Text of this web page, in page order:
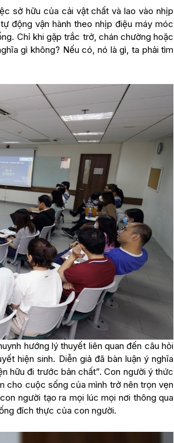
sở hữu của cải vật chất và lao vào nhịp
động vận hành theo nhịp điệu máy móc
Chỉ khi gặp trắc trở, chán chường hoặc
gì không? Nếu có, nó là gì, ta phải tìm
hướng lý thuyết liên quan đến câu hỏi
hiện sinh. Diễn giả đã bàn luận ý nghĩa
hữu đi trước bản chất”. Con người ý thức
cho cuộc sống của mình trở nên trọn vẹn
người tạo ra mọi lúc mọi nơi thông qua
đích thực của con người.